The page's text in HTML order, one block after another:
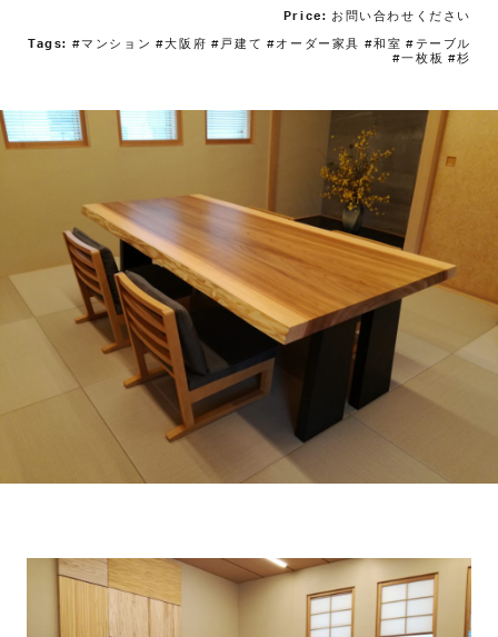
Price: お問い合わせください
Tags: #マンション #大阪府 #戸建て #オーダー家具 #和室 #テーブル
#一枚板 #杉